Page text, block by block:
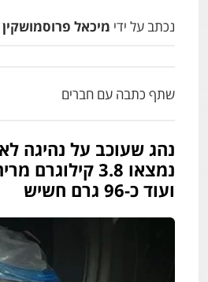
נכתב על ידי מיכאל פרוסמושקין
שתף כתבה עם חברים
נהג שעוכב על נהיגה
ועוד כ-96 גרם חשיש